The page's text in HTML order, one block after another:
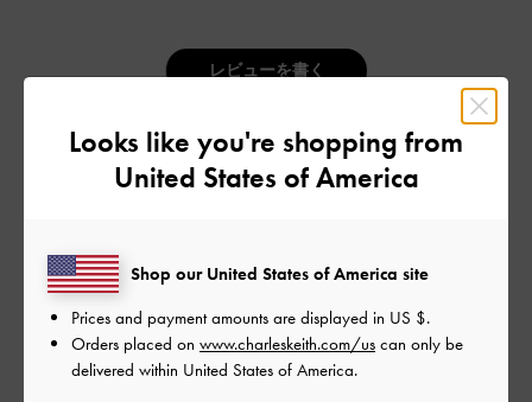
レビューを書く
デザイン
品質
とてもよかった
もっと見る
Looks like you're shopping from
United States of America
Shop our United States of America site
Prices and payment amounts are displayed in US $.
Orders placed on www.charleskeith.com/us can only be
delivered within United States of America.